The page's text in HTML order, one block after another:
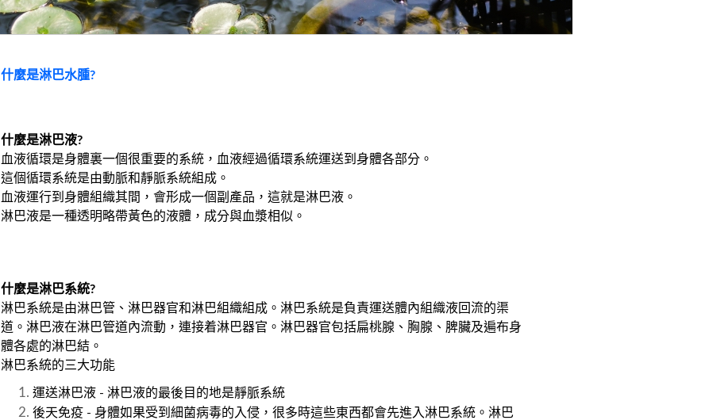
什麼是淋巴水腫?
什麼是淋巴液?
血液循環是身體裏一個很重要的系統 ， 血液經過循環系統運送到身體各部分。
這個循環系統是由動脈和靜脈系統組成。
血液運行到身體組織其間，會形成一個副產品 ， 這就是淋巴液。
淋巴液是一種透明略帶黃色的液體 ， 成分與血漿相似。
什麼是淋巴系統?
淋巴系統是由淋巴管、淋巴器官和淋巴組織組成。淋巴系統是負責運送體內組織液回流的渠
道。淋巴液在淋巴管道內流動 ， 連接着淋巴器官。淋巴器官包括扁桃腺、胸腺、脾臟及遍布身
體各處的淋巴結。
淋巴系統的 三大功能
運送淋巴液 - 淋巴液的最後目的地是靜脈系統
後天免疫 - 身體如果受到細菌病毒的入侵，很多時這些東西都會先進入淋巴系統。淋巴